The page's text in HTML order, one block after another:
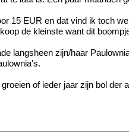
15 EUR en dat vind ik toch
de kleinste want dit
langsheen zijn/haar
of ieder jaar zijn bol der